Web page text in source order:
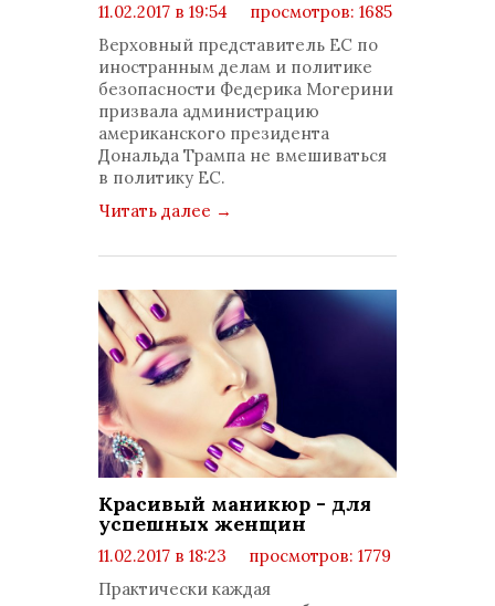
11.02.2017 в 19:54
просмотров: 1685
комментариев: 0
​Верховный представитель ЕС по
иностранным делам и политике
безопасности Федерика Могерини
призвала администрацию
американского президента
Дональда Трампа не вмешиваться
в политику ЕС.
Читать далее →
Красивый маникюр - для
успешных женщин
11.02.2017 в 18:23
просмотров: 1779
Практически каждая